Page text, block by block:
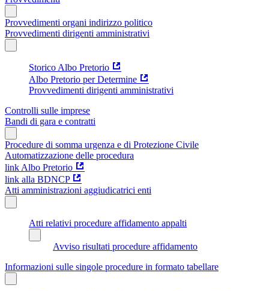
Provvedimenti organi indirizzo politico
Provvedimenti dirigenti amministrativi
Storico Albo Pretorio
Albo Pretorio per Determine
Provvedimenti dirigenti amministrativi
Controlli sulle imprese
Bandi di gara e contratti
Procedure di somma urgenza e di Protezione Civile
Automatizzazione delle procedura
link Albo Pretorio
link alla BDNCP
Atti amministrazioni aggiudicatrici enti
Atti relativi procedure affidamento appalti
Avviso risultati procedure affidamento
Informazioni sulle singole procedure in formato tabellare